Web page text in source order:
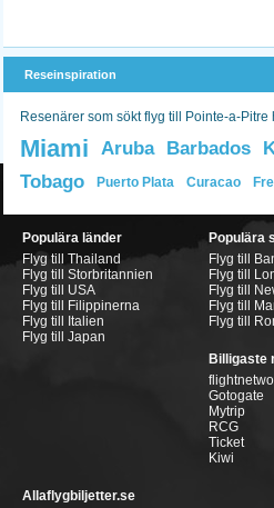
Reseinspiration
Resenärer som sökt flyg till Pointe-a-Pitre
Miami Aruba Barbados
Tobago
Puerto Plata Curacao
Populära länder
Flyg till Thailand
Flyg till Storbritannien
Flyg till USA
Flyg till Filippinerna
Flyg till Italien
Flyg till Japan
Populära
Flyg till
Flyg till
Flyg till
Flyg till
Flyg till
Billigaste
Gotogate
Mytrip
RCG
Ticket
Kiwi
Allaflygbiljetter.se